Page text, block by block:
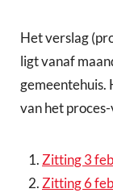
Het verslag
ligt vanaf
gemeentehuis.
van het
Zitting 3
Zitting 6